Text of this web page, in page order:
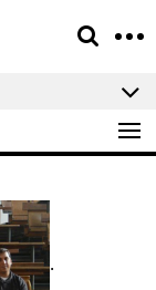
.